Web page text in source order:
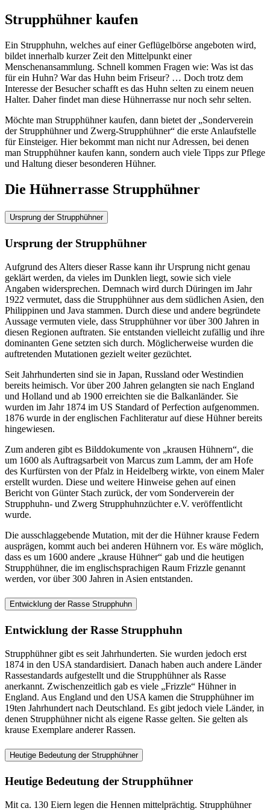
Strupphühner kaufen
Ein Strupphuhn, welches auf einer Geflügelbörse angeboten wird,
bildet innerhalb kurzer Zeit den Mittelpunkt einer
Menschenansammlung. Schnell kommen Fragen wie: Was ist das
für ein Huhn? War das Huhn beim Friseur? … Doch trotz dem
Interesse der Besucher schafft es das Huhn selten zu einem neuen
Halter. Daher findet man diese Hühnerrasse nur noch sehr selten.
Möchte man Strupphühner kaufen, dann bietet der „Sonderverein
der Strupphühner und Zwerg-Strupphühner“ die erste Anlaufstelle
für Einsteiger. Hier bekommt man nicht nur Adressen, bei denen
man Strupphühner kaufen kann, sondern auch viele Tipps zur Pflege
und Haltung dieser besonderen Hühner.
Die Hühnerrasse Strupphühner
Ursprung der Strupphühner
Ursprung der Strupphühner
Aufgrund des Alters dieser Rasse kann ihr Ursprung nicht genau
geklärt werden, da vieles im Dunklen liegt, sowie sich viele
Angaben widersprechen. Demnach wird durch Düringen im Jahr
1922 vermutet, dass die Strupphühner aus dem südlichen Asien, den
Philippinen und Java stammen. Durch diese und andere begründete
Aussage vermuten viele, dass Strupphühner vor über 300 Jahren in
diesen Regionen auftraten. Sie entstanden vielleicht zufällig und ihre
dominanten Gene setzten sich durch. Möglicherweise wurden die
auftretenden Mutationen gezielt weiter gezüchtet.
Seit Jahrhunderten sind sie in Japan, Russland oder Westindien
bereits heimisch. Vor über 200 Jahren gelangten sie nach England
und Holland und ab 1900 erreichten sie die Balkanländer. Sie
wurden im Jahr 1874 im US Standard of Perfection aufgenommen.
1876 wurde in der englischen Fachliteratur auf diese Hühner bereits
hingewiesen.
Zum anderen gibt es Bilddokumente von „krausen Hühnern“, die
um 1600 als Auftragsarbeit von Marcus zum Lamm, der am Hofe
des Kurfürsten von der Pfalz in Heidelberg wirkte, von einem Maler
erstellt wurden. Diese und weitere Hinweise gehen auf einen
Bericht von Günter Stach zurück, der vom Sonderverein der
Strupphuhn- und Zwerg Strupphuhnzüchter e.V. veröffentlicht
wurde.
Die ausschlaggebende Mutation, mit der die Hühner krause Federn
ausprägen, kommt auch bei anderen Hühnern vor. Es wäre möglich,
dass es um 1600 andere „krause Hühner“ gab und die heutigen
Strupphühner, die im englischsprachigen Raum Frizzle genannt
werden, vor über 300 Jahren in Asien entstanden.
Entwicklung der Rasse Strupphuhn
Entwicklung der Rasse Strupphuhn
Strupphühner gibt es seit Jahrhunderten. Sie wurden jedoch erst
1874 in den USA standardisiert. Danach haben auch andere Länder
Rassestandards aufgestellt und die Strupphühner als Rasse
anerkannt. Zwischenzeitlich gab es viele „Frizzle“ Hühner in
England. Aus England und den USA kamen die Strupphühner im
19ten Jahrhundert nach Deutschland. Es gibt jedoch viele Länder, in
denen Strupphühner nicht als eigene Rasse gelten. Sie gelten als
krause Exemplare anderer Rassen.
Heutige Bedeutung der Strupphühner
Heutige Bedeutung der Strupphühner
Mit ca. 130 Eiern legen die Hennen mittelprächtig. Strupphühner